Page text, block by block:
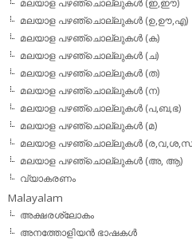
മലയാള പഴഞ്ചൊല്ലുകള്‍ (ഉ,ഊ,എ)
മലയാള പഴഞ്ചൊല്ലുകള്‍ (ക)
മലയാള പഴഞ്ചൊല്ലുകള്‍ (ച)
മലയാള പഴഞ്ചൊല്ലുകള്‍ (ത)
മലയാള പഴഞ്ചൊല്ലുകള്‍ (ന)
മലയാള പഴഞ്ചൊല്ലുകള്‍ (പ,ബ,ഭ)
മലയാള പഴഞ്ചൊല്ലുകള്‍ (മ)
മലയാള പഴഞ്ചൊല്ലുകള്‍
മലയാള പഴഞ്ചൊല്ലുകൾ (അ, ആ)
വ്യാകരണം
Malayalam
അക്ഷരശ്ലോകം
അനത്തോളിയന്‍ ഭാഷകള്‍